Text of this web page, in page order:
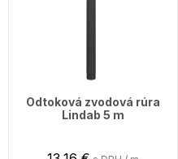
Odtoková zvodová rúra
Lindab 5 m